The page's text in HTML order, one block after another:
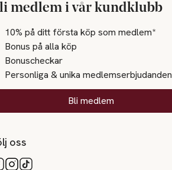
medlem i vår kundklubb
10% på ditt första köp som medlem*
Bonus på alla köp
Bonuscheckar
Personliga & unika medlemserbjudanden
Bli medlem
oss